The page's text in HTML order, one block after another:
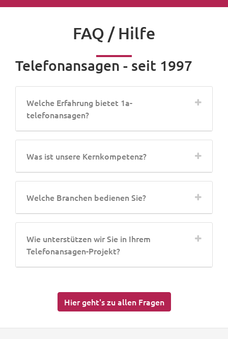
FAQ / Hilfe
Telefonansagen - seit 1997
Welche Erfahrung bietet 1a-
telefonansagen?
Was ist unsere Kernkompetenz?
Welche Branchen bedienen Sie?
Wie unterstützen wir Sie in Ihrem
Telefonansagen-Projekt?
Hier geht's zu allen Fragen